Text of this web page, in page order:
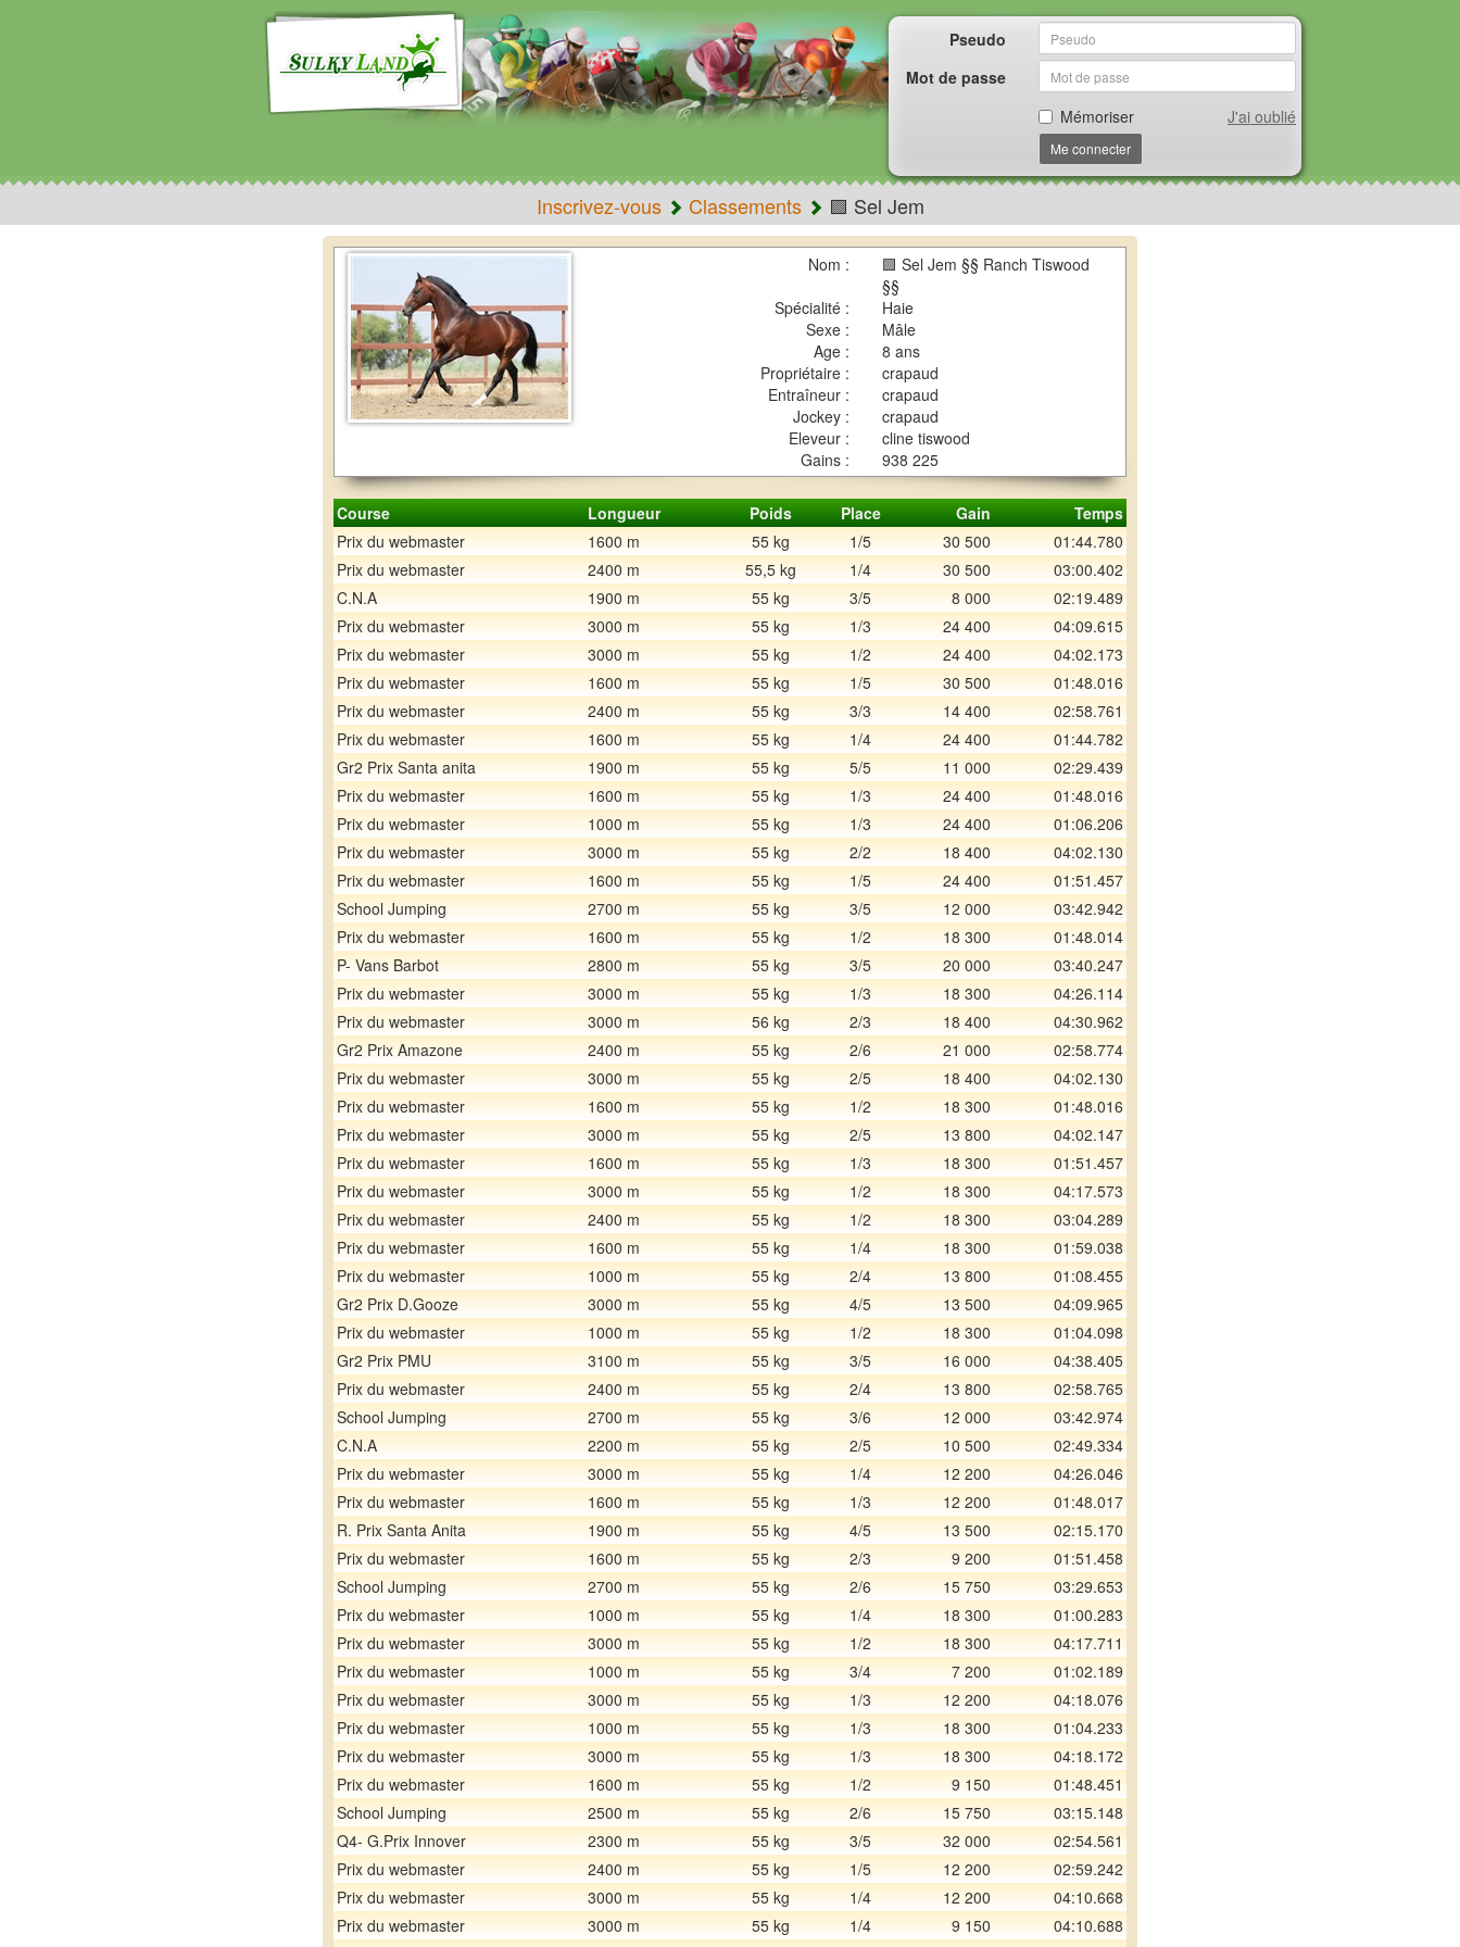
Pseudo
Mot de passe
Mémoriser
J'ai oublié
Me connecter
Inscrivez-vous Classements 🟩 Sel Jem
Nom :
🟩 Sel Jem §§ Ranch Tiswood
§§
Spécialité :
Haie
Sexe :
Mâle
Age :
8 ans
Propriétaire :
crapaud
Entraîneur :
crapaud
Jockey :
crapaud
Eleveur :
cline tiswood
Gains :
938 225
Course Longueur Poids Place Gain
Temps
Prix du webmaster
1600 m 55 kg 1/5 30 500
01:44.780
Prix du webmaster
2400 m 55,5 kg 1/4 30 500
03:00.402
C.N.A
1900 m 55 kg 3/5 8 000
02:19.489
Prix du webmaster
3000 m 55 kg 1/3 24 400
04:09.615
Prix du webmaster
3000 m 55 kg 1/2 24 400
04:02.173
Prix du webmaster
1600 m 55 kg 1/5 30 500
01:48.016
Prix du webmaster
2400 m 55 kg 3/3 14 400
02:58.761
Prix du webmaster
1600 m 55 kg 1/4 24 400
01:44.782
Gr2 Prix Santa anita
1900 m 55 kg 5/5 11 000
02:29.439
Prix du webmaster
1600 m 55 kg 1/3 24 400
01:48.016
Prix du webmaster
1000 m 55 kg 1/3 24 400
01:06.206
Prix du webmaster
3000 m 55 kg 2/2 18 400
04:02.130
Prix du webmaster
1600 m 55 kg 1/5 24 400
01:51.457
School Jumping
2700 m 55 kg 3/5 12 000
03:42.942
Prix du webmaster
1600 m 55 kg 1/2 18 300
01:48.014
P- Vans Barbot
2800 m 55 kg 3/5 20 000
03:40.247
Prix du webmaster
3000 m 55 kg 1/3 18 300
04:26.114
Prix du webmaster
3000 m 56 kg 2/3 18 400
04:30.962
Gr2 Prix Amazone
2400 m 55 kg 2/6 21 000
02:58.774
Prix du webmaster
3000 m 55 kg 2/5 18 400
04:02.130
Prix du webmaster
1600 m 55 kg 1/2 18 300
01:48.016
Prix du webmaster
3000 m 55 kg 2/5 13 800
04:02.147
Prix du webmaster
1600 m 55 kg 1/3 18 300
01:51.457
Prix du webmaster
3000 m 55 kg 1/2 18 300
04:17.573
Prix du webmaster
2400 m 55 kg 1/2 18 300
03:04.289
Prix du webmaster
1600 m 55 kg 1/4 18 300
01:59.038
Prix du webmaster
1000 m 55 kg 2/4 13 800
01:08.455
Gr2 Prix D.Gooze
3000 m 55 kg 4/5 13 500
04:09.965
Prix du webmaster
1000 m 55 kg 1/2 18 300
01:04.098
Gr2 Prix PMU
3100 m 55 kg 3/5 16 000
04:38.405
Prix du webmaster
2400 m 55 kg 2/4 13 800
02:58.765
School Jumping
2700 m 55 kg 3/6 12 000
03:42.974
C.N.A
2200 m 55 kg 2/5 10 500
02:49.334
Prix du webmaster
3000 m 55 kg 1/4 12 200
04:26.046
Prix du webmaster
1600 m 55 kg 1/3 12 200
01:48.017
R. Prix Santa Anita
1900 m 55 kg 4/5 13 500
02:15.170
Prix du webmaster
1600 m 55 kg 2/3 9 200
01:51.458
School Jumping
2700 m 55 kg 2/6 15 750
03:29.653
Prix du webmaster
1000 m 55 kg 1/4 18 300
01:00.283
Prix du webmaster
3000 m 55 kg 1/2 18 300
04:17.711
Prix du webmaster
1000 m 55 kg 3/4 7 200
01:02.189
Prix du webmaster
3000 m 55 kg 1/3 12 200
04:18.076
Prix du webmaster
1000 m 55 kg 1/3 18 300
01:04.233
Prix du webmaster
3000 m 55 kg 1/3 18 300
04:18.172
Prix du webmaster
1600 m 55 kg 1/2 9 150
01:48.451
School Jumping
2500 m 55 kg 2/6 15 750
03:15.148
Q4- G.Prix Innover
2300 m 55 kg 3/5 32 000
02:54.561
Prix du webmaster
2400 m 55 kg 1/5 12 200
02:59.242
Prix du webmaster
3000 m 55 kg 1/4 12 200
04:10.668
Prix du webmaster
3000 m 55 kg 1/4 9 150
04:10.688